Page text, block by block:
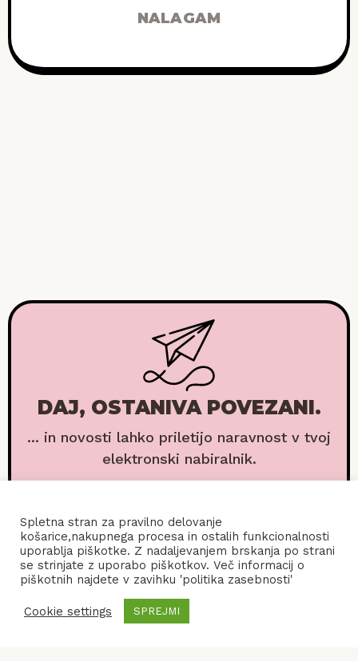
NALAGAM
DAJ, OSTANIVA POVEZANI.
... in novosti lahko priletijo naravnost v tvoj
elektronski nabiralnik.
Spletna stran za pravilno delovanje
košarice,nakupnega procesa in ostalih funkcionalnosti
uporablja piškotke. Z nadaljevanjem brskanja po strani
se strinjate z uporabo piškotkov. Več informacij o
piškotnih najdete v zavihku 'politika zasebnosti'
Cookie settings SPREJMI